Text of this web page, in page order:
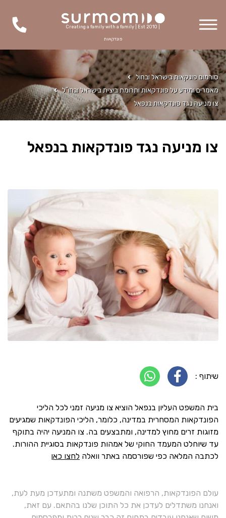
Creating a family with a family | Est 2010 |
פונדקאות
סורמום פונקאות בישראל ובחול
מאמרים ומידע על פונדקאות ותרומת ביצית בישראל ובחו"ל
צו מניעה נגד פונדקאות בנפאל
צו מניעה נגד פונדקאות בנפאל
שיתוף :
בית המשפט העליון בנפאל הוציא צו מניעה זמני לכל הליכי
הפונדקאות המסחרית במדינה, כלומר, הליכי הפונדקאות שמגיעים
מזוגות זרים מחוץ למדינה, ומתבצעים בה. צו המניעה יהיה בתוקף
עד שיוחלט המעמד החוקי של אמהות פונדקאות בסוגיית ההורות.
לכתבה המלאה כפי שפורסמה באתר וואלה לחצו כאן
עולם הפונדקאות, הרפואה והמשפט משתנה ומתעדכן מעת לעת,
ואנחנו משתדלים לעדכן את כל התוכן שלנו בהתאם. עם זאת,